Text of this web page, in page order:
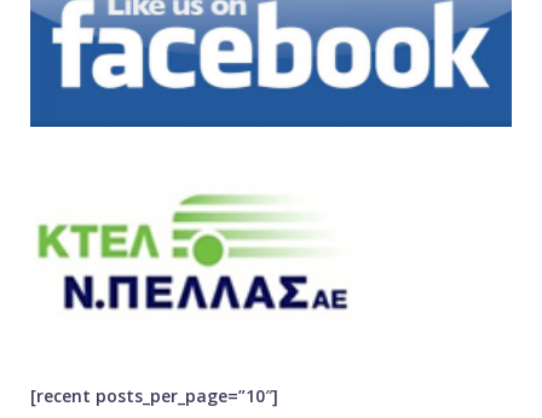
[recent posts_per_page=”10″]